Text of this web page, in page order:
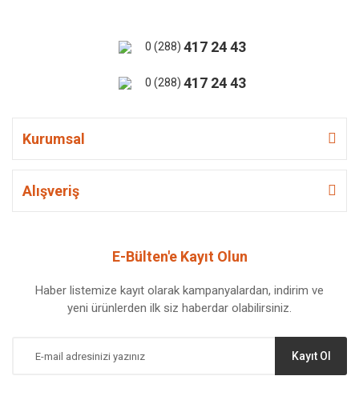
0 (288) 417 24 43
0 (288) 417 24 43
Kurumsal
Alışveriş
E-Bülten'e Kayıt Olun
Haber listemize kayıt olarak kampanyalardan, indirim ve
yeni ürünlerden ilk siz haberdar olabilirsiniz.
Kayıt Ol